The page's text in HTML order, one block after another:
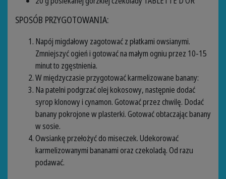
SPOSÓB PRZYGOTOWANIA:
Napój migdałowy zagotować z płatkami owsianymi.
Zmniejszyć ogień i gotować na małym ogniu przez 10-15
minut to zgęstnienia.
W międzyczasie przygotować karmelizowane banany:
Na patelni podgrzać olej kokosowy, następnie dodać
syrop klonowy i cynamon. Gotować przez chwilę. Dodać
banany pokrojone w plasterki. Gotować obtaczając banany
w sosie.
Owsiankę przełożyć do miseczek. Udekorować
karmelizowanymi bananami oraz czekoladą. Od razu
podawać.